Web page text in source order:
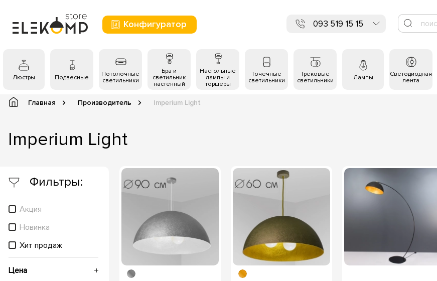
Конфигуратор 093 519 15 15
Люстры Подвесные
Потолочные
светильники
Бра и
светильник
настенный
Настольные
лампы и
торшеры
Точечные
светильники
Трековые
светильники
Лампы
Светодиодная
лента
Главная Производитель Imperium Light
Imperium Light
Фильтры:
Акция
Новинка
Хит продаж
Цена